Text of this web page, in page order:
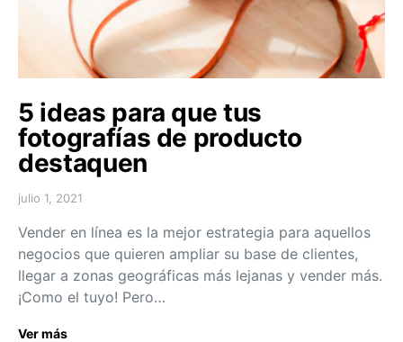
5 ideas para que tus
fotografías de producto
destaquen
julio 1, 2021
Vender en línea es la mejor estrategia para aquellos
negocios que quieren ampliar su base de clientes,
llegar a zonas geográficas más lejanas y vender más.
¡Como el tuyo! Pero…
Ver más